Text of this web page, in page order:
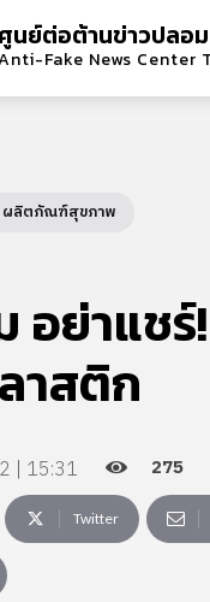
ศูนย์ต่อต้านข่าวปลอม
Fake News Center
ผลิตภัณฑ์สุขภาพ
อย่าแช
าสติก
| 15:31 275
Twitter